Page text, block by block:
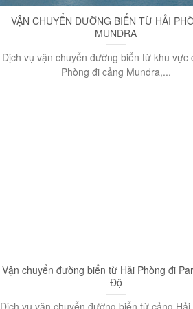
VẬN CHUYỂN ĐƯỜNG BIỂN TỪ HẢI
MUNDRA
Dịch vụ vận chuyển đường biển từ khu vực
Phòng đi cảng Mundra,...
Vận chuyển đường biển từ Hải Phòng đi
Độ